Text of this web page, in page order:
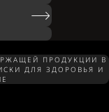
ПРОДУКЦИИ В
ДЛЯ ЗДОРОВЬЯ И